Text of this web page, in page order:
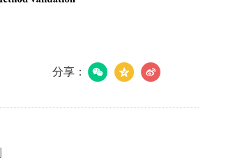
分享：